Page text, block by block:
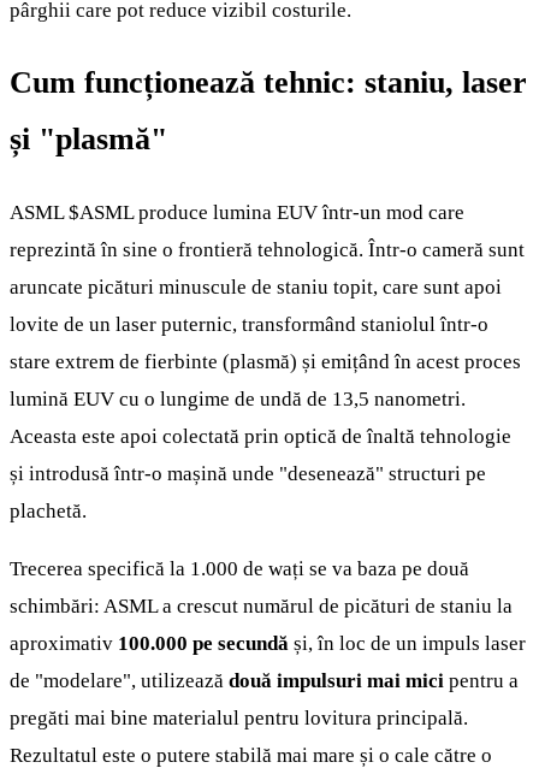
pârghii care pot reduce vizibil costurile.
Cum funcționează tehnic: staniu, laser
și "plasmă"
ASML$ASMLproduce lumina EUV într-un mod care
reprezintă în sine o frontieră tehnologică. Într-o cameră sunt
aruncate picături minuscule de staniu topit, care sunt apoi
lovite de un laser puternic, transformând staniolul într-o
stare extrem de fierbinte (plasmă) și emițând în acest proces
lumină EUV cu o lungime de undă de 13,5 nanometri.
Aceasta este apoi colectată prin optică de înaltă tehnologie
și introdusă într-o mașină unde "desenează" structuri pe
plachetă.
Trecerea specifică la 1.000 de wați se va baza pe două
schimbări: ASML a crescut numărul de picături de staniu la
aproximativ 100.000 pe secundă și, în loc de un impuls laser
de "modelare", utilizează două impulsuri mai mici pentru a
pregăti mai bine materialul pentru lovitura principală.
Rezultatul este o putere stabilă mai mare și o cale către o